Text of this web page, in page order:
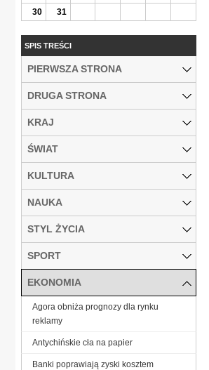
30
31
SPIS TREŚCI
PIERWSZA STRONA
DRUGA STRONA
KRAJ
ŚWIAT
KULTURA
NAUKA
STYL ŻYCIA
SPORT
EKONOMIA
Agora obniża prognozy dla rynku
reklamy
Antychińskie cła na papier
Banki poprawiają zyski kosztem